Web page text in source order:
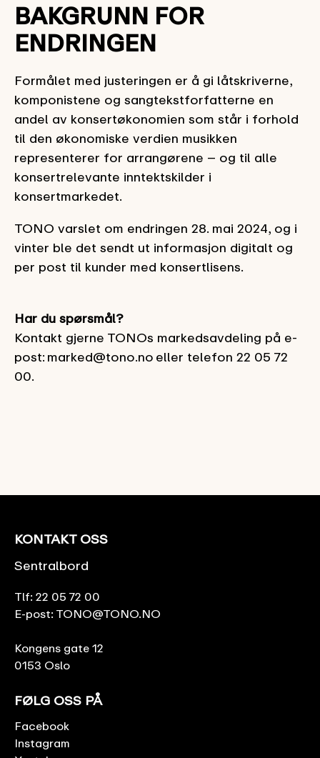
BAKGRUNN FOR
ENDRINGEN
Formålet med justeringen er å gi låtskriverne,
komponistene og sangtekstforfatterne en
andel av konsertøkonomien som står i forhold
til den økonomiske verdien musikken
representerer for arrangørene – og til alle
konsertrelevante inntektskilder i
konsertmarkedet.
TONO varslet om endringen 28. mai 2024, og i
vinter ble det sendt ut informasjon digitalt og
per post til kunder med konsertlisens.
Har du spørsmål?
Kontakt gjerne TONOs markedsavdeling på e-
post: marked@tono.no eller telefon 22 05 72
00.
KONTAKT OSS
Sentralbord
Tlf: 22 05 72 00
E-post: TONO@TONO.NO
Kongens gate 12
0153 Oslo
FØLG OSS PÅ
Facebook
Instagram